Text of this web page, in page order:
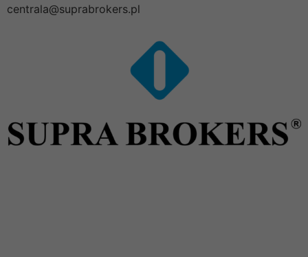
centrala@suprabrokers.pl